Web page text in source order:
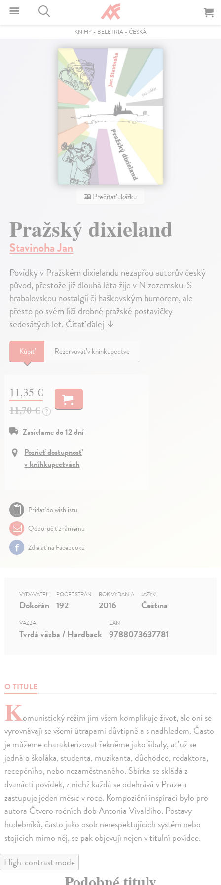
KNIHY - BELETRIA - ČESKÁ
Prečítať ukážku
Pražský dixieland
Stavinoha Jan
Povídky v Pražském dixielandu nezapřou autorův český
původ, přestože již dlouhá léta žije v Nizozemsku. S
hrabalovskou nostalgií či haškovským humorem, ale
přesto po svém líčí drobné pražské postavičky
šedesátých let. Čítať ďalej ↓
Kúpiť Rezervovať v kníhkupectve
11,35 €
11,70 € ?
Zasielame do 12 dní
Pozrieť dostupnosť
v kníhkupectvách
Pridať do wishlistu
Odporučiť známemu
Zdielať na Facebooku
O TITULE
Komunistický režim jim všem komplikuje život, ale oni se
vyrovnávají se všemi útrapami důvtipně a s nadhledem. Často
je můžeme charakterizovat řekněme jako šibaly, ať už se
jedná o školáka, studenta, muzikanta, důchodce, redaktora,
recepčního, nebo nezaměstnaného. Sbírka se skládá z
dvanácti povídek, z nichž každá se odehrává v Praze a
zastupuje jeden měsíc v roce. Kompoziční inspirací bylo pro
autora Čtvero ročních dob Antonia Vivaldiho. Postavy
hudebníků, často jako osob nerespektujících systém nebo
stojících mimo něj, se pak objevují nejen v titulní povídce.
VYDAVATEĽ
Dokořán
POČET STRÁN
192
ROK VYDANIA
2016
JAZYK
Čeština
VÄZBA
Tvrdá väzba / Hardback
EAN
9788073637781
High-contrast mode